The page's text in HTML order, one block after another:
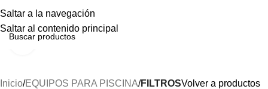
Saltar a la navegación
Saltar al contenido principal
Menú
Haga clic para ampliar
Inicio EQUIPOS PARA PISCINA FILTROSVolver a productos